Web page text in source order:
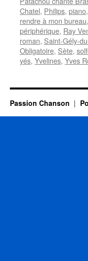
Chatel, Philips, piano,
rendre à mon bureau,
périphérique, Ray
roman, Saint-Gély-
Obligatoire, Sète,
yés, Yvelines, Yves
Passion Chanson